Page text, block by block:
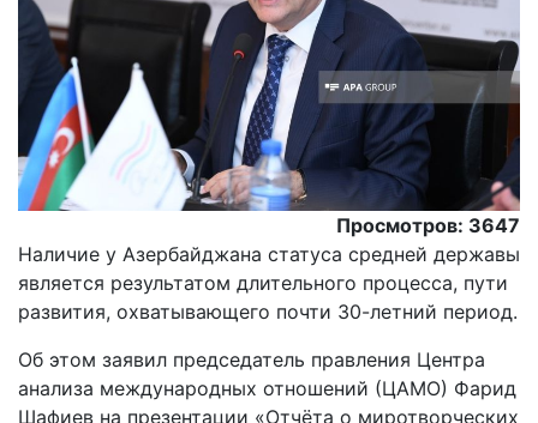
Просмотров: 3647
Наличие у Азербайджана статуса средней державы
является результатом длительного процесса, пути
развития, охватывающего почти 30-летний период.
Oб этом заявил председатель правления Центра
анализа международных отношений (ЦАМО) Фарид
Шафиев на презентации «Отчёта о миротворческих